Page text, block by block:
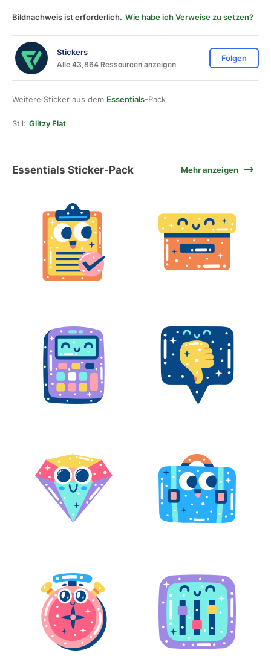
Bildnachweis ist erforderlich. Wie habe ich Verweise zu setzen?
Stickers
Alle 43,864 Ressourcen anzeigen
Folgen
Weitere Sticker aus dem Essentials-Pack
Stil: Glitzy Flat
Essentials Sticker-Pack Mehr anzeigen